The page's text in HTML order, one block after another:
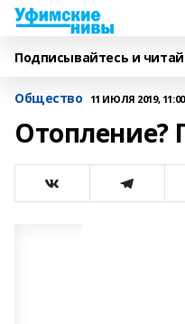
Подписывайтесь и
Общество 11 ИЮЛЯ 2019, 11:00
Отопление?